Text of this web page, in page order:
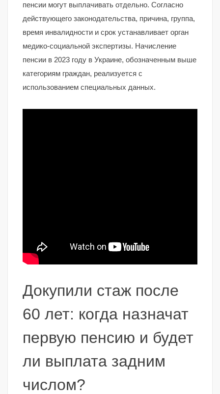
пенсии могут выплачивать отдельно. Согласно
действующего законодательства, причина, группа,
время инвалидности и срок устанавливает орган
медико-социальной экспертизы. Начисление
пенсии в 2023 году в Украине, обозначенным выше
категориям граждан, реализуется с
использованием специальных данных.
Докупили стаж после
60 лет: когда назначат
первую пенсию и будет
ли выплата задним
числом?